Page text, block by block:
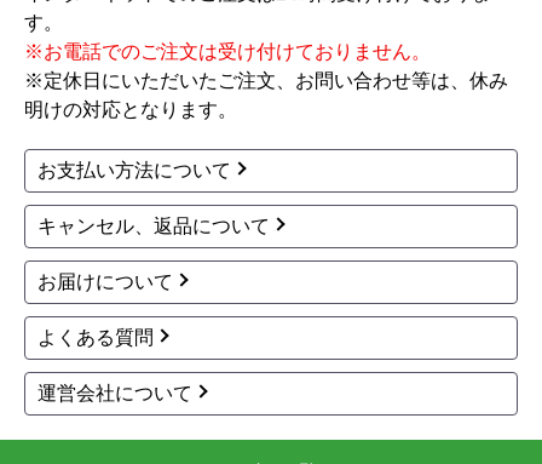
す。
※お電話でのご注文は受け付けておりません。
※定休日にいただいたご注文、お問い合わせ等は、休み
明けの対応となります。
お支払い方法について
キャンセル、返品について
お届けについて
よくある質問
運営会社について